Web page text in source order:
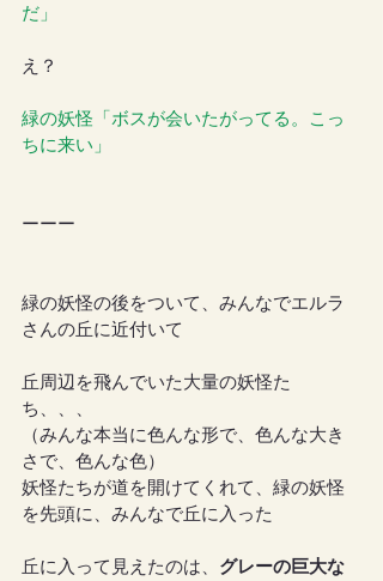
だ」
え？
緑の妖怪「ボスが会いたがってる。こっ
ちに来い」
ーーー
緑の妖怪の後をついて、みんなでエルラ
さんの丘に近付いて
丘周辺を飛んでいた大量の妖怪た
ち、、、
（みんな本当に色んな形で、色んな大き
さで、色んな色）
妖怪たちが道を開けてくれて、緑の妖怪
を先頭に、みんなで丘に入った
丘に入って見えたのは、 グレーの巨大な